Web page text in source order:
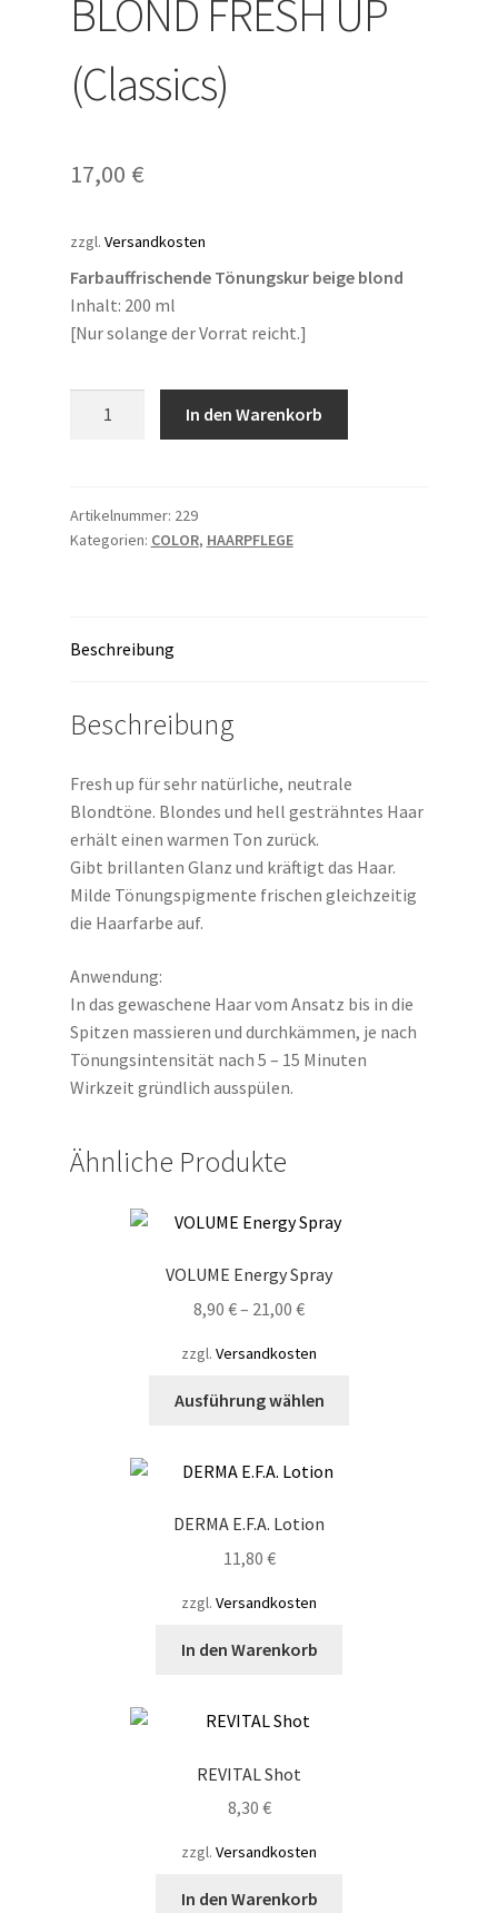
BLOND FRESH UP
(Classics)
17,00 €
zzgl. Versandkosten
Farbauffrischende Tönungskur beige blond
Inhalt: 200 ml
[Nur solange der Vorrat reicht.]
UP
(Classics)
In den Warenkorb
Artikelnummer: 229
Kategorien: COLOR, HAARPFLEGE
Beschreibung
Beschreibung
Fresh up für sehr natürliche, neutrale
Blondtöne. Blondes und hell gesträhntes Haar
erhält einen warmen Ton zurück.
Gibt brillanten Glanz und kräftigt das Haar.
Milde Tönungspigmente frischen gleichzeitig
die Haarfarbe auf.
Anwendung:
In das gewaschene Haar vom Ansatz bis in die
Spitzen massieren und durchkämmen, je nach
Tönungsintensität nach 5 – 15 Minuten
Wirkzeit gründlich ausspülen.
Ähnliche Produkte
VOLUME Energy Spray
8,90 €– 21,00 €
zzgl. Versandkosten
Ausführung wählen
DERMA E.F.A. Lotion
11,80 €
zzgl. Versandkosten
In den Warenkorb
REVITAL Shot
8,30 €
zzgl. Versandkosten
In den Warenkorb